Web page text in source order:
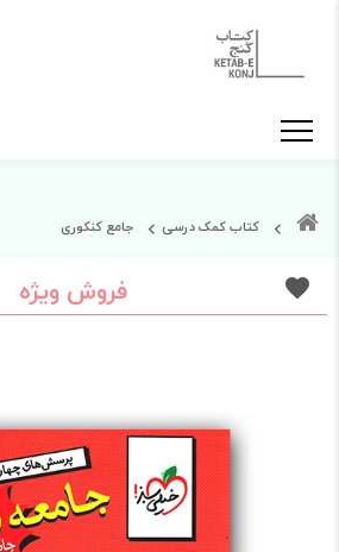
کتاب کمک درسی جامع کنکوری
فروش ویژه